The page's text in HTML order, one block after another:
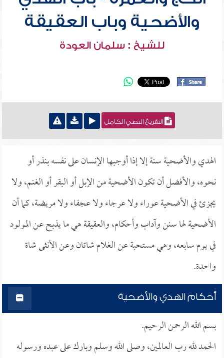
والأضحية وباب العقيقة
للشيخ : سلمان العودة
التفريغ النصي الكامل
الهدي والأضحية سنة إلا إذا أوجبها الإنسان على نفسه بنذر أو
نحوه، والأفضل أن تكون الأضحية من الإبل أو البقر أو الغنم، ولا
يجزئ في الأضحية عوراء ولا عرجاء ولا عجفاء ولا مريضة، كما أن
الأضحية لها سنن وآداب وأحكام، والعقيقة هي ما يذبح عن المولود
في يوم سابعه، وهي مستحبة عن الغلام شاتان وعن الأنثى شاة
واحدة.
أحكام الهدي والأضحية
بسم الله الرحمن الرحيم.
الحمد لله رب العالمين، وصلى الله وسلم وبارك على عبده ورسوله